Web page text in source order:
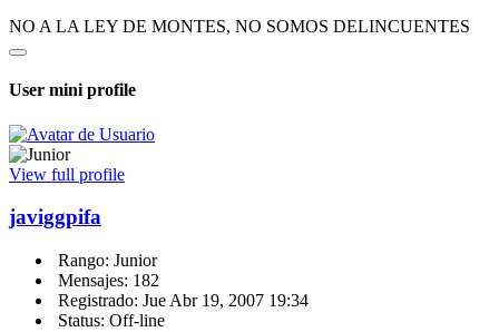
NO A LA LEY DE MONTES, NO SOMOS DELINCUENTES
User mini profile
View full profile
javiggpifa
Rango: Junior
Mensajes: 182
Registrado: Jue Abr 19, 2007 19:34
Status: Off-line